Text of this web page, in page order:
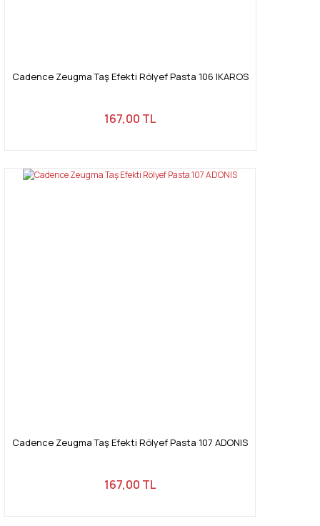
Cadence Zeugma Taş Efekti Rölyef Pasta 106 IKAROS
167,00 TL
Cadence Zeugma Taş Efekti Rölyef Pasta 107 ADONIS
167,00 TL